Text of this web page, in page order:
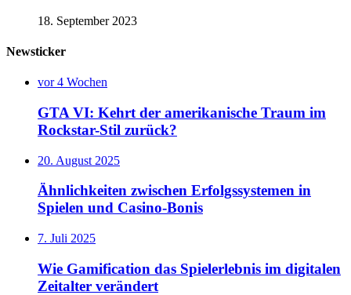
18. September 2023
Newsticker
vor 4 Wochen
GTA VI: Kehrt der amerikanische Traum im
Rockstar-Stil zurück?
20. August 2025
Ähnlichkeiten zwischen Erfolgssystemen in
Spielen und Casino‑Bonis
7. Juli 2025
Wie Gamification das Spielerlebnis im digitalen
Zeitalter verändert